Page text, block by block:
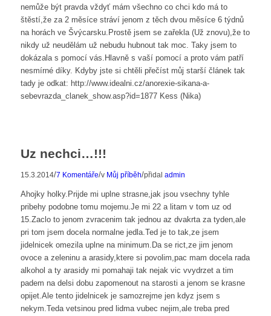
nemůže být pravda vždyť mám všechno co chci kdo má to
štěstí,že za 2 měsíce stráví jenom z těch dvou měsíce 6 týdnů
na horách ve Švýcarsku.Prostě jsem se zařekla (Už znovu),že to
nikdy už neudělám už nebudu hubnout tak moc. Taky jsem to
dokázala s pomocí vás.Hlavně s vaší pomocí a proto vám patří
nesmírné díky. Kdyby jste si chtěli přečíst můj starší článek tak
tady je odkat: http://www.idealni.cz/anorexie-sikana-a-
sebevrazda_clanek_show.asp?id=1877 Kess (Nika)
Uz nechci…!!!
15.3.2014/7 Komentáře/v Můj příběh/přidal admin
Ahojky holky.Prijde mi uplne strasne,jak jsou vsechny tyhle
pribehy podobne tomu mojemu.Je mi 22 a litam v tom uz od
15.Zaclo to jenom zvracenim tak jednou az dvakrta za tyden,ale
pri tom jsem docela normalne jedla.Ted je to tak,ze jsem
jidelnicek omezila uplne na minimum.Da se rict,ze jim jenom
ovoce a zeleninu a arasidy,ktere si povolim,pac mam docela rada
alkohol a ty arasidy mi pomahaji tak nejak vic vvydrzet a tim
padem na delsi dobu zapomenout na starosti a jenom se krasne
opijet.Ale tento jidelnicek je samozrejme jen kdyz jsem s
nekym.Teda vetsinou pred lidma vubec nejim,ale treba pred